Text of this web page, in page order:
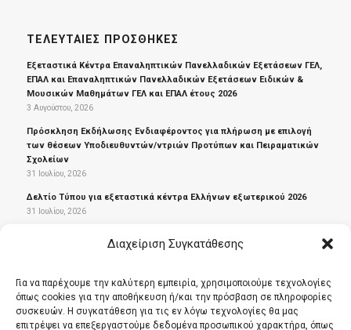
Διαχείριση Συγκατάθεσης
Για να παρέχουμε την καλύτερη εμπειρία, χρησιμοποιούμε τεχνολογίες
όπως cookies για την αποθήκευση ή/και την πρόσβαση σε πληροφορίες
συσκευών. Η συγκατάθεση για τις εν λόγω τεχνολογίες θα μας
επιτρέψει να επεξεργαστούμε δεδομένα προσωπικού χαρακτήρα, όπως
ΤΕΛΕΥΤΑΊΕΣ ΠΡΟΣΘΉΚΕΣ
Εξεταστικά Κέντρα Επαναληπτικών Πανελλαδικών Εξετάσεων ΓΕΛ,
ΕΠΑΛ και Επαναληπτικών Πανελλαδικών Εξετάσεων Ειδικών &
Μουσικών Μαθημάτων ΓΕΛ και ΕΠΑΛ έτους 2026
3 Αυγούστου, 2026
Πρόσκληση Εκδήλωσης Ενδιαφέροντος για πλήρωση με επιλογή
των θέσεων Υποδιευθυντών/ντριών Προτύπων και Πειραματικών
Σχολείων
31 Ιουλίου, 2026
Δελτίο Τύπου για εξεταστικά κέντρα Ελλήνων εξωτερικού 2026
31 Ιουλίου, 2026
Γλωσσομάθειας, Εξεταστικής περιόδου 2026Α για τις γλώσσες
29 Ιουλίου, 2026
Πρόσκληση για υποβολή αιτήσεων απόσπασης στο Γραφείο
Νομικής Υποστήριξης της Αυτοτελούς Διεύθυνσης Διοικητικής,